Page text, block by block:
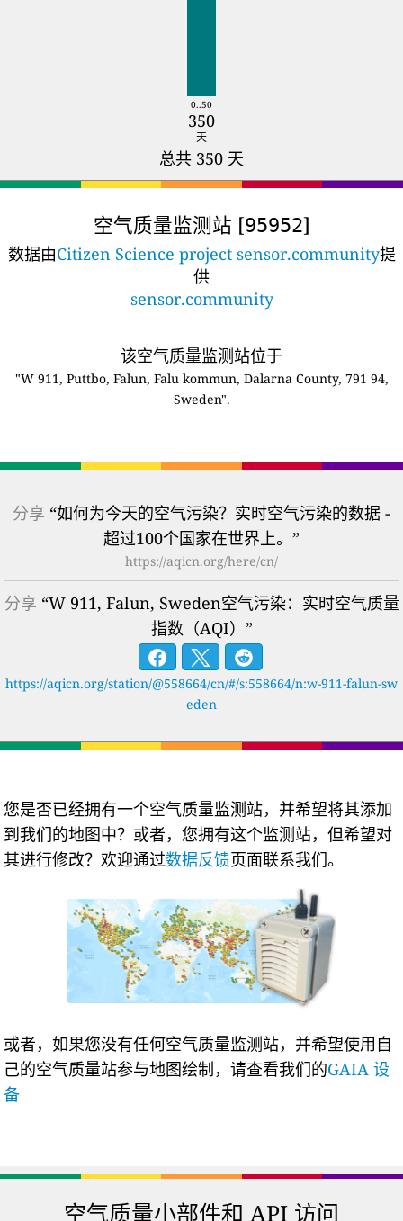
0..50
350
天
总共 350 天
空气质量监测站 [95952]
数据由Citizen Science project sensor.community提
供
sensor.community
该空气质量监测站位于
"W 911, Puttbo, Falun, Falu kommun, Dalarna County, 791 94,
Sweden".
分享 “如何为今天的空气污染？实时空气污染的数据 -
超过100个国家在世界上。”
https://aqicn.org/here/cn/
分享 “W 911, Falun, Sweden空气污染：实时空气质量
指数（AQI）”
https://aqicn.org/station/@558664/cn/#/s:558664/n:w-911-falun-sw
eden
您是否已经拥有一个空气质量监测站，并希望将其添加
到我们的地图中？或者，您拥有这个监测站，但希望对
其进行修改？欢迎通过数据反馈页面联系我们。
或者，如果您没有任何空气质量监测站，并希望使用自
己的空气质量站参与地图绘制，请查看我们的GAIA 设
备
空气质量小部件和 API 访问